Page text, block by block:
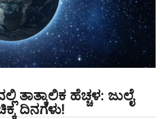
ಹೆಚ್ಚಳ: ಜುಲೈ
ದಿನಗಳು!